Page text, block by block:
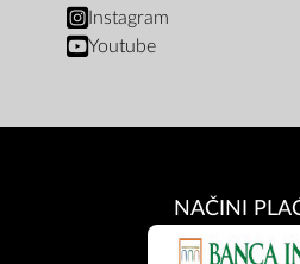
Instagram
Youtube
NAČINI